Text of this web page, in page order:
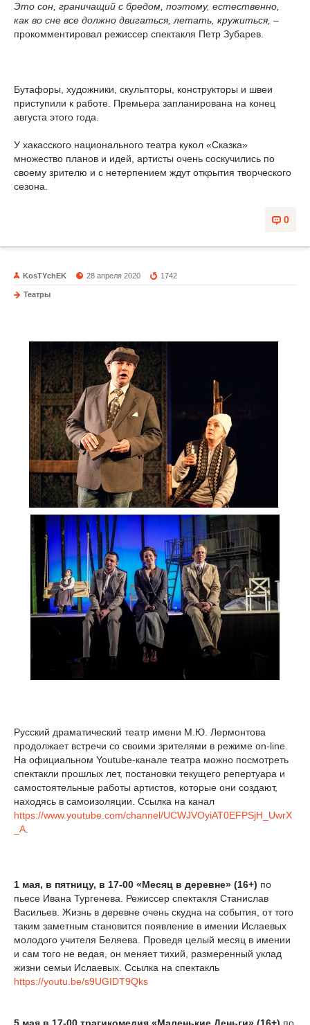
Это сон, граничащий с бредом, поэтому, естественно,
как во сне все должно двигаться, летать, кружиться, –
прокомментировал режиссер спектакля Петр Зубарев.
Бутафоры, художники, скульпторы, конструкторы и швеи
приступили к работе. Премьера запланирована на конец
августа этого года.
У хакасского национального театра кукол «Сказка»
множество планов и идей, артисты очень соскучились по
своему зрителю и с нетерпением ждут открытия творческого
сезона.
0
KosTYchEK 28 апреля 2020 1742
Театры
Русский драматический театр имени М.Ю. Лермонтова
продолжает встречи со своими зрителями в режиме on-line.
На официальном Youtube-канале театра можно посмотреть
спектакли прошлых лет, постановки текущего репертуара и
самостоятельные работы артистов, которые они создают,
находясь в самоизоляции. Ссылка на канал
https://www.youtube.com/channel/UCWJVOyiAT0EFPSjH_UwrX
_A
1 мая, в пятницу, в 17-00 «Месяц в деревне» (16+) по
пьесе Ивана Тургенева. Режиссер спектакля Станислав
Васильев. Жизнь в деревне очень скудна на события, от того
таким заметным становится появление в имении Ислаевых
молодого учителя Беляева. Проведя целый месяц в имении
и сам того не ведая, он меняет тихий, размеренный уклад
жизни семьи Ислаевых. Ссылка на спектакль
https://youtu.be/s9UGIDT9Qks